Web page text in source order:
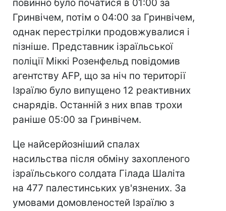
повинно було початися в 01:00 за
Гринвічем, потім о 04:00 за Гринвічем,
однак перестрілки продовжувалися і
пізніше. Представник ізраїльської
поліції Міккі Розенфельд повідомив
агентству AFP, що за ніч по території
Ізраїлю було випущено 12 реактивних
снарядів. Останній з них впав трохи
раніше 05:00 за Гринвічем.
Це найсерйозніший спалах
насильства після обміну захопленого
ізраїльського солдата Гілада Шаліта
на 477 палестинських ув'язнених. За
умовами домовленостей Ізраїлю з